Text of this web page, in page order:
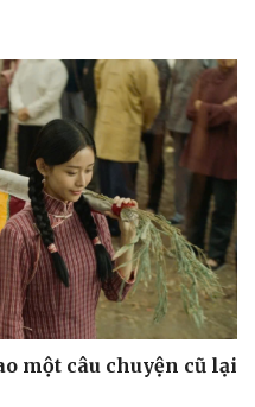
một câu chuyện cũ lại